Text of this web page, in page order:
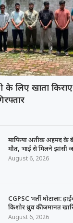
के लिए खाता
माफिया अतीक अहमद के
मौत, भाई से मिलने झांसी
August 6, 2026
CGPSC भर्ती घोटाला:
किशोर ध्रुव की जमानत
August 6, 2026